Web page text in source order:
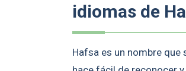
idiomas de
Hafsa es un nombre